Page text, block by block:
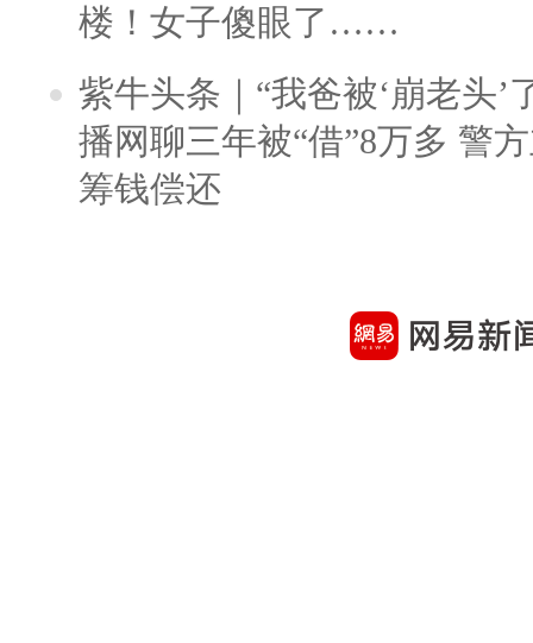
楼！女子傻眼了……
紫牛头条｜“我爸被‘崩老头’
播网聊三年被“借”8万多 警
筹钱偿还